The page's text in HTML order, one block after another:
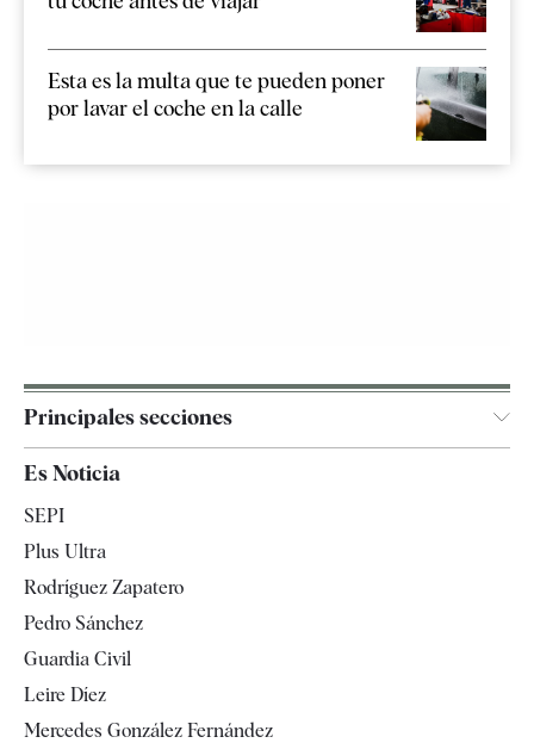
Esta es la multa que te pueden poner
por lavar el coche en la calle
Principales secciones
España
Televisión
Es Noticia
SEPI
Plus Ultra
Rodríguez Zapatero
Pedro Sánchez
Guardia Civil
Leire Díez
Mercedes González Fernández